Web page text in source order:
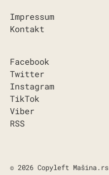
Impressum
Kontakt
Facebook
Twitter
Instagram
TikTok
Viber
RSS
© 2026 Copyleft Mašina.rs